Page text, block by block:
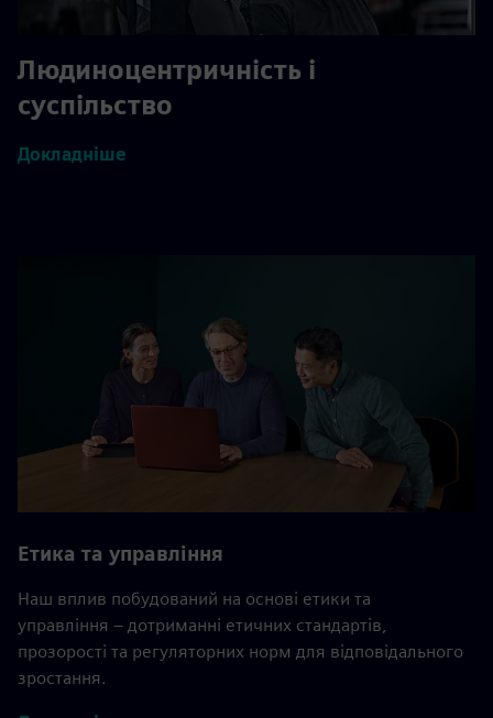
Людиноцентричність і
суспільство
Докладніше
Етика та управління
Наш вплив побудований на основі етики та
управління – дотриманні етичних стандартів,
прозорості та регуляторних норм для відповідального
зростання.